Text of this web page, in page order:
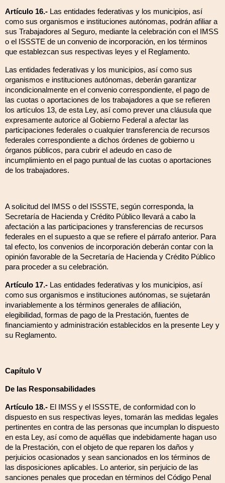
Artículo 16.- Las entidades federativas y los municipios, así
como sus organismos e instituciones autónomas, podrán afiliar a
sus Trabajadores al Seguro, mediante la celebración con el IMSS
o el ISSSTE de un convenio de incorporación, en los términos
que establezcan sus respectivas leyes y el Reglamento.
Las entidades federativas y los municipios, así como sus
organismos e instituciones autónomas, deberán garantizar
incondicionalmente en el convenio correspondiente, el pago de
las cuotas o aportaciones de los trabajadores a que se refieren
los artículos 13, de esta Ley, así como prever una cláusula que
expresamente autorice al Gobierno Federal a afectar las
participaciones federales o cualquier transferencia de recursos
federales correspondiente a dichos órdenes de gobierno u
órganos públicos, para cubrir el adeudo en caso de
incumplimiento en el pago puntual de las cuotas o aportaciones
de los trabajadores.
A solicitud del IMSS o del ISSSTE, según corresponda, la
Secretaría de Hacienda y Crédito Público llevará a cabo la
afectación a las participaciones y transferencias de recursos
federales en el supuesto a que se refiere el párrafo anterior. Para
tal efecto, los convenios de incorporación deberán contar con la
opinión favorable de la Secretaría de Hacienda y Crédito Público
para proceder a su celebración.
Artículo 17.- Las entidades federativas y los municipios, así
como sus organismos e instituciones autónomas, se sujetarán
invariablemente a los términos generales de afiliación,
elegibilidad, formas de pago de la Prestación, fuentes de
financiamiento y administración establecidos en la presente Ley y
su Reglamento.
Capítulo V
De las Responsabilidades
Artículo 18.- El IMSS y el ISSSTE, de conformidad con lo
dispuesto en sus respectivas leyes, tomarán las medidas legales
pertinentes en contra de las personas que incumplan lo dispuesto
en esta Ley, así como de aquéllas que indebidamente hagan uso
de la Prestación, con el objeto de que reparen los daños y
perjuicios ocasionados y sean sancionados en los términos de
las disposiciones aplicables. Lo anterior, sin perjuicio de las
sanciones penales que procedan en términos del Código Penal